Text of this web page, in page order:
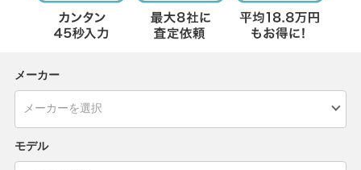
メーカー
モデル